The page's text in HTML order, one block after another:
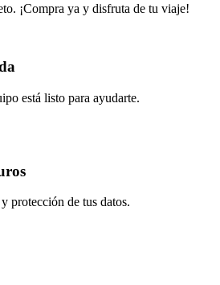
¡Compra ya y disfruta de tu viaje!
está listo para ayudarte.
protección de tus datos.